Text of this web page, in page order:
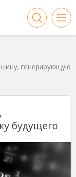
генерирующую
будущего